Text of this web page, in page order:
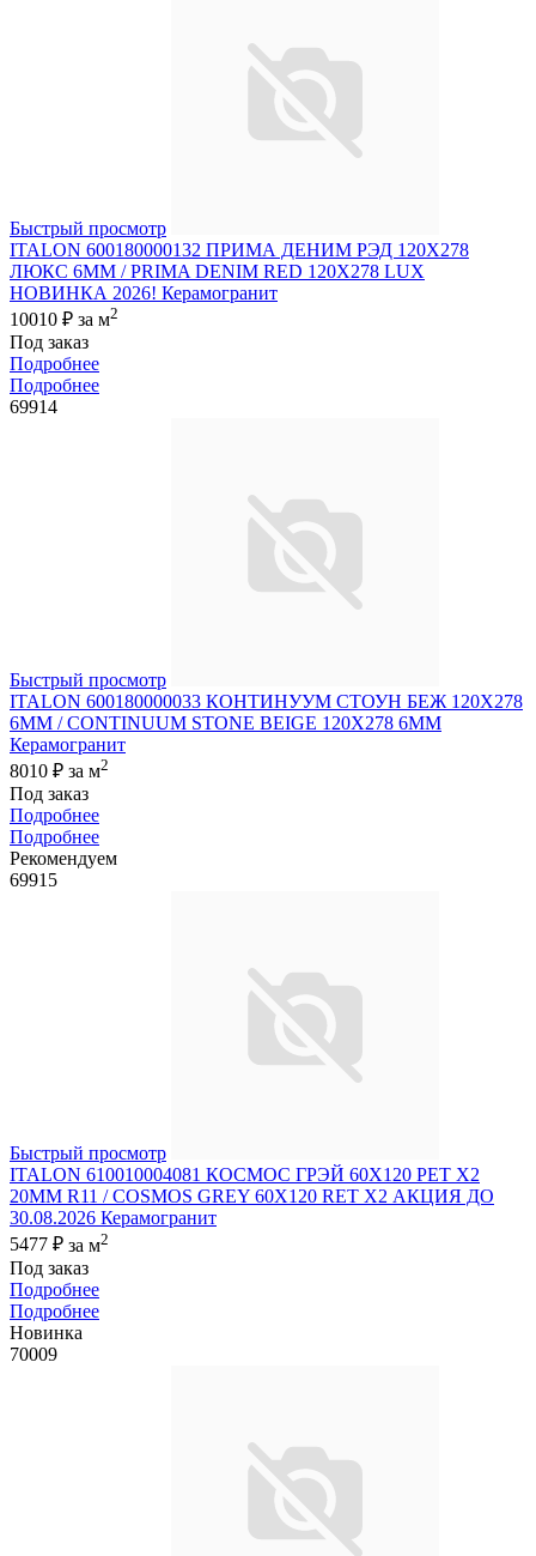
Быстрый просмотр
ITALON 600180000132 ПРИМА ДЕНИМ РЭД 120X278
ЛЮКС 6ММ / PRIMA DENIM RED 120X278 LUX
НОВИНКА 2026! Керамогранит
10010 ₽ за м2
Под заказ
Подробнее
Подробнее
69914
Быстрый просмотр
ITALON 600180000033 КОНТИНУУМ СТОУН БЕЖ 120X278
6ММ / CONTINUUM STONE BEIGE 120X278 6MM
Керамогранит
8010 ₽ за м2
Под заказ
Подробнее
Подробнее
Рекомендуем
69915
Быстрый просмотр
ITALON 610010004081 КОСМОС ГРЭЙ 60X120 РЕТ Х2
20MM R11 / COSMOS GREY 60X120 RET X2 АКЦИЯ ДО
30.08.2026 Керамогранит
5477 ₽ за м2
Под заказ
Подробнее
Подробнее
Новинка
70009